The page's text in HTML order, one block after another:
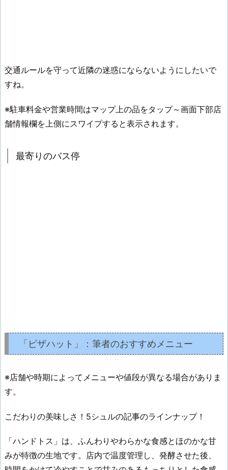
交通ルールを守って近隣の迷惑にならないようにしたいで
すね。
※駐車料金や営業時間はマップ上の品をタップ～画面下部店
舗情報欄を上側にスワイプすると表示されます。
最寄りのバス停
「ピザハット」：筆者のおすすめメニュー
※店舗や時期によってメニューや値段が異なる場合がありま
す。
こだわりの美味しさ！5シュルの記事のラインナップ！
「ハンドトス」は、ふんわりやわらかな食感とほのかな甘
みが特徴の生地です。店内で温度管理し、発酵させた後、